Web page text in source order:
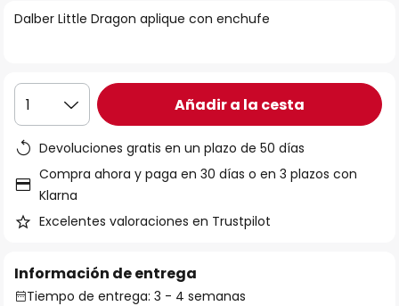
la
imágenes
Dalber Little Dragon aplique con enchufe
1 Añadir a la cesta
Devoluciones gratis en un plazo de 50 días
Compra ahora y paga en 30 días o en 3 plazos con
Klarna
Excelentes valoraciones en Trustpilot
Información de entrega
Tiempo de entrega: 3 - 4 semanas